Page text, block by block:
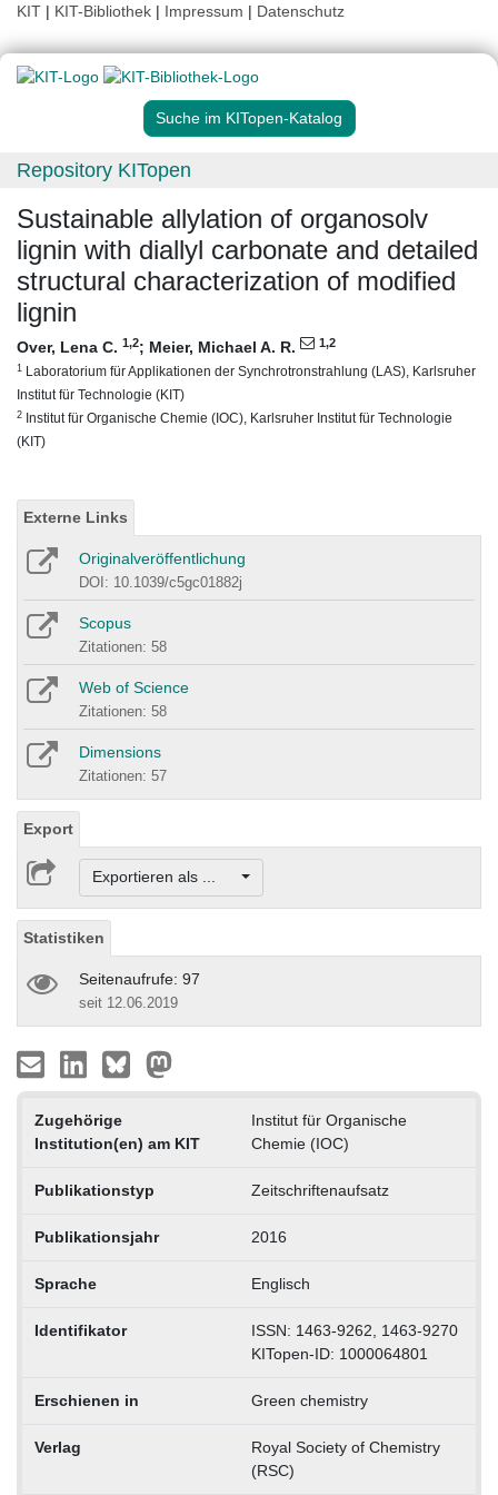
KIT | KIT-Bibliothek | Impressum | Datenschutz
Suche im KITopen-Katalog
Repository KITopen
Sustainable allylation of organosolv
lignin with diallyl carbonate and detailed
structural characterization of modified
lignin
Over, Lena C. 1,2; Meier, Michael A. R. 1,2
1 Laboratorium für Applikationen der Synchrotronstrahlung (LAS), Karlsruher
Institut für Technologie (KIT)
2 Institut für Organische Chemie (IOC), Karlsruher Institut für Technologie
(KIT)
Externe Links
Originalveröffentlichung
DOI: 10.1039/c5gc01882j
Scopus
Zitationen: 58
Web of Science
Zitationen: 58
Dimensions
Zitationen: 57
Export
Exportieren als ...
Statistiken
Seitenaufrufe: 97
seit 12.06.2019
Zugehörige
Institution(en) am KIT
Institut für Organische
Chemie (IOC)
Publikationstyp Zeitschriftenaufsatz
Publikationsjahr 2016
Sprache Englisch
Identifikator
ISSN: 1463-9262, 1463-9270
KITopen-ID: 1000064801
Erschienen in Green chemistry
Verlag
Royal Society of Chemistry
(RSC)